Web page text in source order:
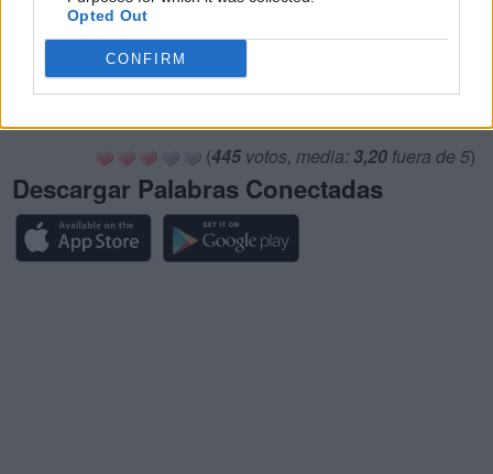
Opted Out
CONFIRM
Palabras Conectadas Respuesta de nivel 26817
Palabras Conectadas Respuesta de nivel 26818
Palabras Conectadas Respuesta de nivel 26819
(445votos, media: 3,20 fuera de 5)
Descargar Palabras Conectadas